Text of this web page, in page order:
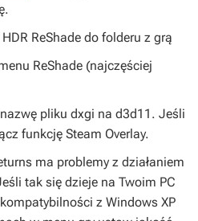
ReShade do folderu z grą
ReShade (najczęściej
pliku dxgi na d3d11. Jeśli
funkcję Steam Overlay.
ma problemy z działaniem
tak się dzieje na Twoim PC
z Windows XP